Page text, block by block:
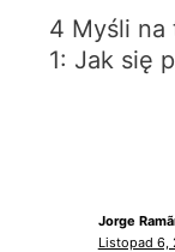
4 Myśli na
1: Jak się
Jorge
Listopad 6,